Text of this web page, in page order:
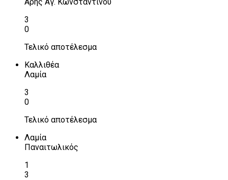
3
0
Τελικό αποτέλεσμα
Καλλιθέα
Λαμία
3
0
Τελικό αποτέλεσμα
Λαμία
Παναιτωλικός
1
3